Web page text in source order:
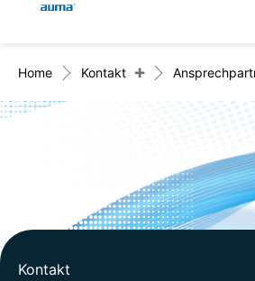
Produkte
Service
Karriere
Global
Asien und Pazifik
Nordamerika
Suche
Home Kontakt +
Kontakt